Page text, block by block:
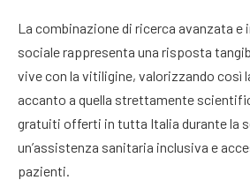
La combinazione di ricerca avanzata
sociale rappresenta una risposta
vive con la vitiligine, valorizzando così
accanto a quella strettamente
gratuiti offerti in tutta Italia durante la
un’assistenza sanitaria inclusiva e
pazienti.